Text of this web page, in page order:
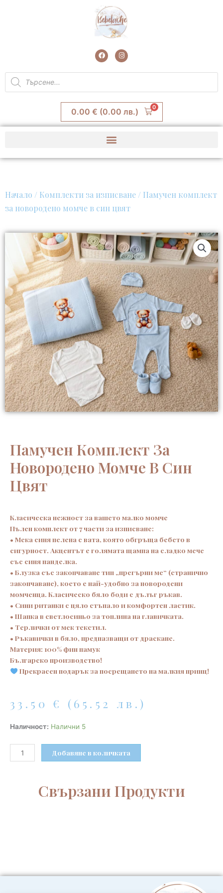
F
a
c
e
o
I
n
s
t
r
m
Products
search
0.00 € (0.00 лв.) 0
Начало / Комплекти за изписване / Памучен комплект
за новородено момче в син цвят
Памучен Комплект За
Новородено Момче В Син
Цвят
Класическа нежност за вашето малко момче
Пълен комплект от 7 части за изписване:
• Мека синя пелена с вата, която обгръща бебето в
сигурност. Акцентът е голямата щампа на сладко мече
със синя панделка.
• Блузка със закопчаване тип „прегърни ме“ (странично
закопчаване), което е най-удобно за новородени
момченца. Класическо бяло боди с дълъг ръкав.
• Сини ританки с цяло стъпало и комфортен ластик.
• Шапка в светлосиньо за топлина на главичката.
• Терлички от мек текстил.
• Ръкавички в бяло, предпазващи от драскане.
Материя: 100% фин памук
Българско производство!
Прекрасен подарък за посрещането на малкия принц!
33.50€ (65.52 лв.)
Наличност: Налични 5
количество
комплект
Добавяне в количката
Свързани Продукти